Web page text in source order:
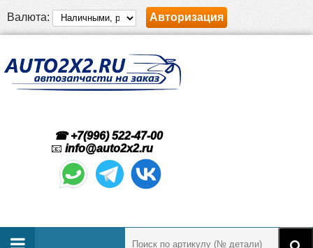
Валюта: Авторизация
☎ +7(996) 522-47-00
📧 info@auto2x2.ru